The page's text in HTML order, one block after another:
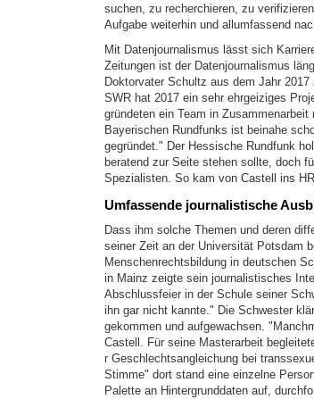
suchen, zu recherchieren, zu
Aufgabe weiterhin und allumfassend
Mit Datenjournalismus lässt sich
Zeitungen ist der Datenjournalismus
Doktorvater Schultz aus dem Jahr
SWR hat 2017 ein sehr ehrgeiziges
gründeten ein Team in
Bayerischen Rundfunks ist beinahe
gegründet." Der Hessische Rundfunk
beratend zur Seite stehen sollte, doch
Spezialisten. So kam von Castell ins
Umfassende journalistische
Dass ihm solche Themen und deren
seiner Zeit an der Universität Potsdam
Menschenrechtsbildung in deutschen
in Mainz zeigte sein journalistisches
Abschlussfeier in der Schule seiner
ihn gar nicht kannte." Die Schwester
gekommen und aufgewachsen.
Castell. Für seine Masterarbeit
r Geschlechtsangleichung bei
Stimme" dort stand eine einzelne
Palette an Hintergrunddaten auf,